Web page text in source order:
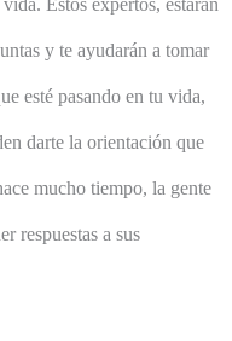
Estos expertos, estarán
y te ayudarán a tomar
esté pasando en tu vida,
darte la orientación que
mucho tiempo, la gente
respuestas a sus